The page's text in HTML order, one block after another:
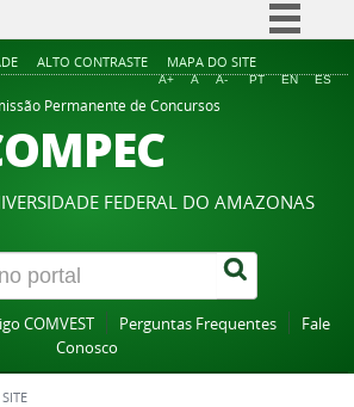
Simplifique!
Comunica BR
Acesso à informação
Legislação
Canais
ALTO CONTRASTE MAPA DO SITE
A+ A A- PT EN ES
Permanente de Concursos
FEDERAL DO AMAZONAS
COMVEST Perguntas Frequentes
Fale
Conosco